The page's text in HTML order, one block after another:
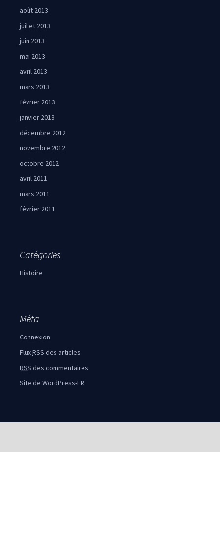
août 2013
juillet 2013
juin 2013
mai 2013
avril 2013
mars 2013
février 2013
janvier 2013
décembre 2012
novembre 2012
octobre 2012
avril 2011
mars 2011
février 2011
Catégories
Histoire
Méta
Connexion
FluxRSS des articles
RSS des commentaires
Site de WordPress-FR